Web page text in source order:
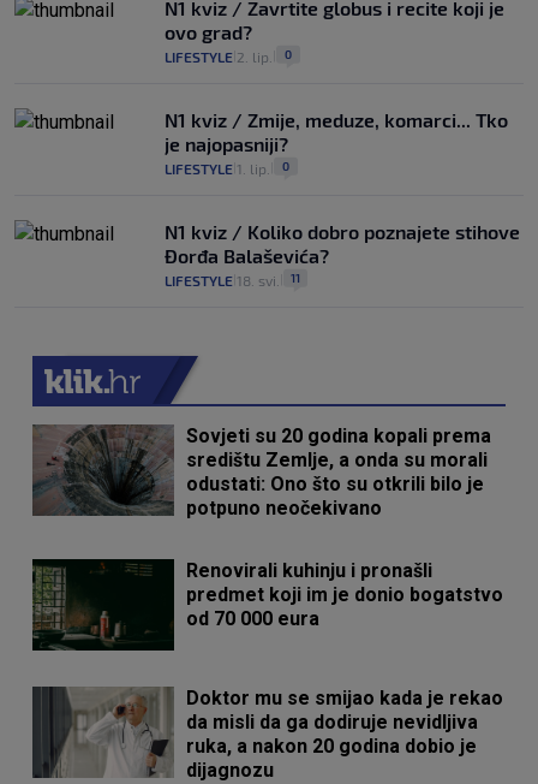
N1 kviz / Zavrtite globus i recite koji je
ovo grad?
LIFESTYLE 2. lip. 0
N1 kviz / Zmije, meduze, komarci... Tko
je najopasniji?
LIFESTYLE 1. lip. 0
N1 kviz / Koliko dobro poznajete stihove
Đorđa Balaševića?
LIFESTYLE 18. svi. 11
Sovjeti su 20 godina kopali prema
središtu Zemlje, a onda su morali
odustati: Ono što su otkrili bilo je
potpuno neočekivano
Renovirali kuhinju i pronašli
predmet koji im je donio bogatstvo
od 70 000 eura
Doktor mu se smijao kada je rekao
da misli da ga dodiruje nevidljiva
ruka, a nakon 20 godina dobio je
dijagnozu